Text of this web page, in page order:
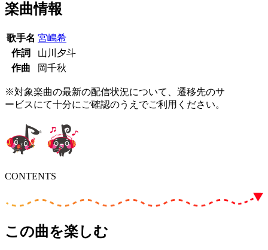
楽曲情報
歌手名 宮嶋希
作詞
山川夕斗
作曲
岡千秋
※対象楽曲の最新の配信状況について、遷移先のサ
ービスにて十分にご確認のうえでご利用ください。
CONTENTS
この曲を楽しむ